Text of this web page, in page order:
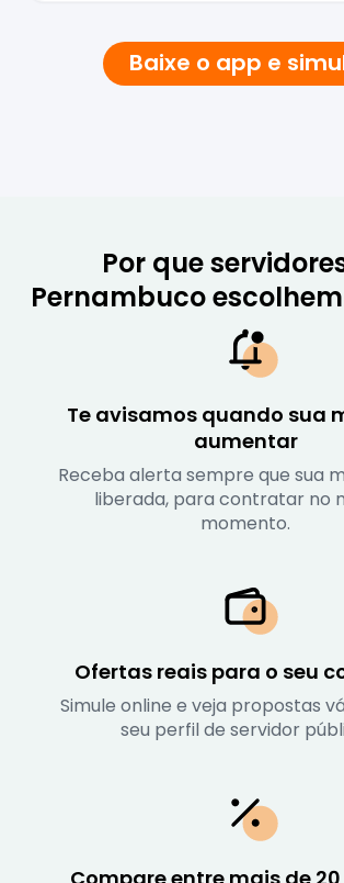
Baixe o app e
Por que
Pernambuco
Te avisamos quando sua
aumentar
Receba alerta sempre que sua
liberada, para contratar no
momento.
Ofertas reais para o seu
Simule online e veja propostas
seu perfil de servidor